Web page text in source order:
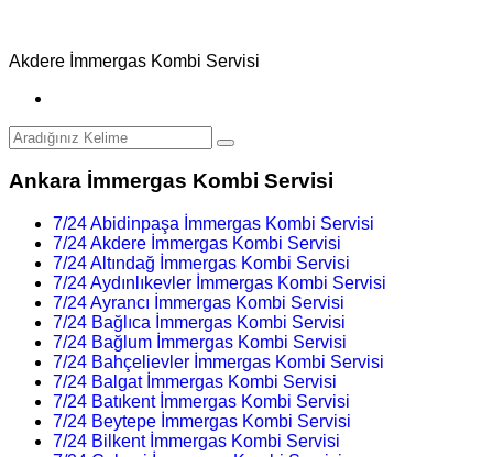
Akdere İmmergas Kombi Servisi
Ankara İmmergas Kombi Servisi
7/24 Abidinpaşa İmmergas Kombi Servisi
7/24 Akdere İmmergas Kombi Servisi
7/24 Altındağ İmmergas Kombi Servisi
7/24 Aydınlıkevler İmmergas Kombi Servisi
7/24 Ayrancı İmmergas Kombi Servisi
7/24 Bağlıca İmmergas Kombi Servisi
7/24 Bağlum İmmergas Kombi Servisi
7/24 Bahçelievler İmmergas Kombi Servisi
7/24 Balgat İmmergas Kombi Servisi
7/24 Batıkent İmmergas Kombi Servisi
7/24 Beytepe İmmergas Kombi Servisi
7/24 Bilkent İmmergas Kombi Servisi